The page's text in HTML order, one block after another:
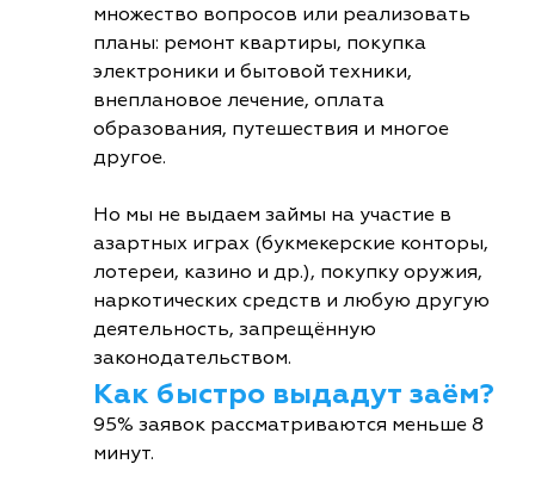
множество вопросов или реализовать
планы: ремонт квартиры, покупка
электроники и бытовой техники,
внеплановое лечение, оплата
образования, путешествия и многое
другое.
Но мы не выдаем займы на участие в
азартных играх (букмекерские конторы,
лотереи, казино и др.), покупку оружия,
наркотических средств и любую другую
деятельность, запрещённую
законодательством.
Как быстро выдадут заём?
95% заявок рассматриваются меньше 8
минут.